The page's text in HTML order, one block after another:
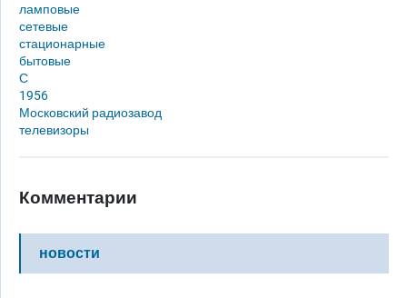
ламповые
сетевые
стационарные
бытовые
С
1956
Московский радиозавод
телевизоры
Комментарии
новости